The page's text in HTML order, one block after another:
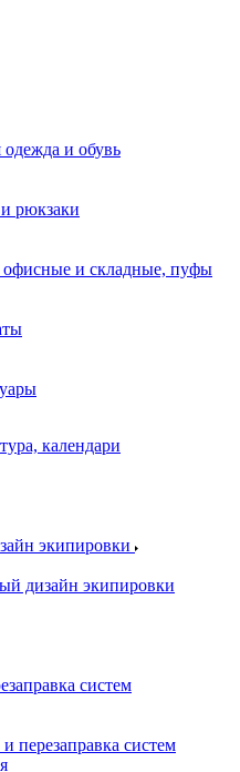
и обувь
рюкзаки
офисные и складные, пуфы
календари
экипировки
дизайн экипировки
систем
перезаправка систем